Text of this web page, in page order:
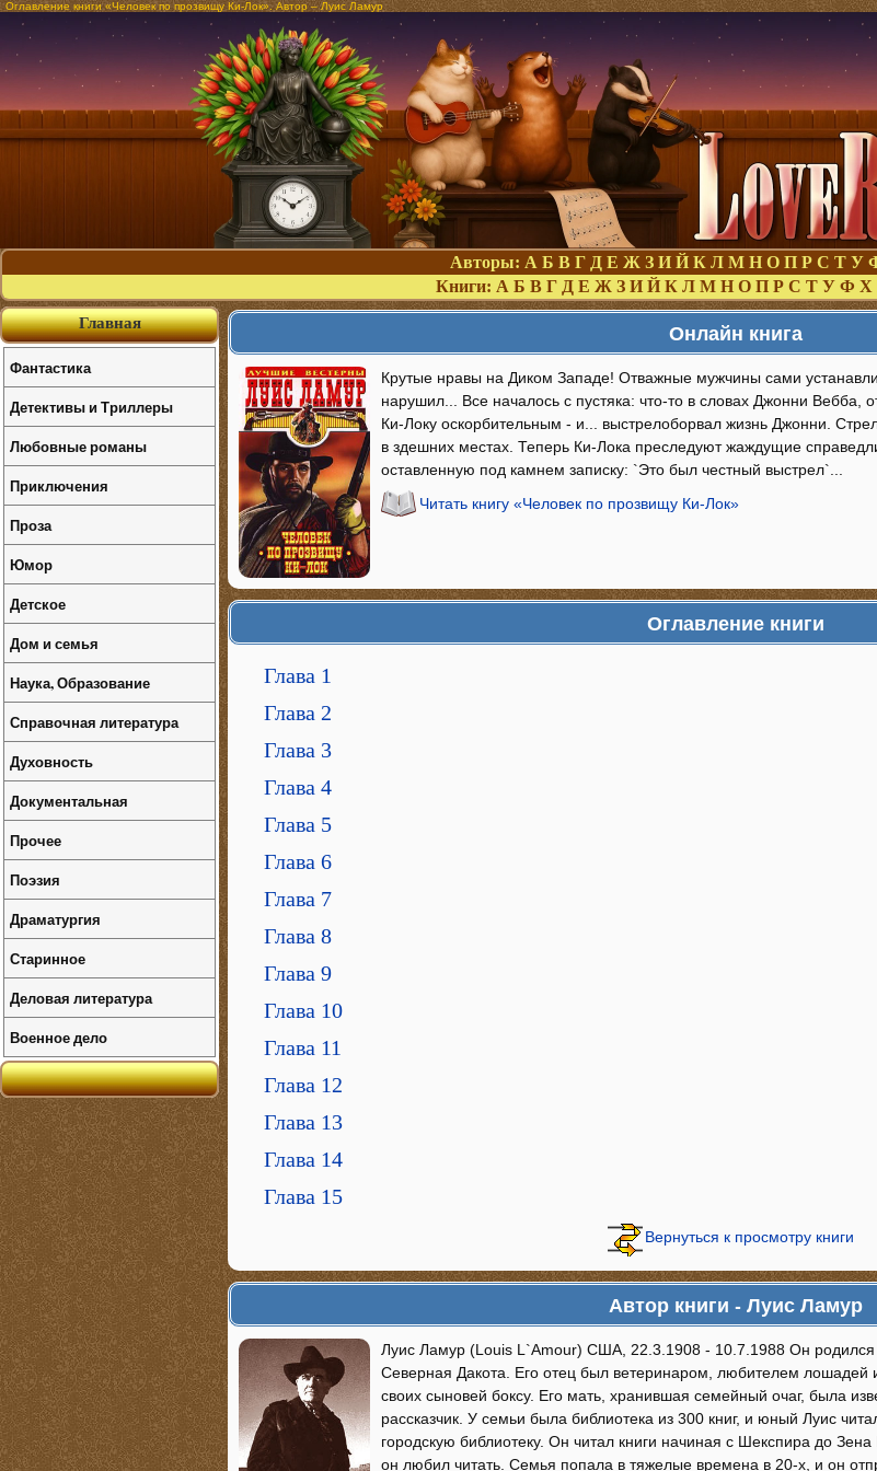
Оглавление книги «Человек по прозвищу Ки-Лок». Автор – Луис Ламур
Авторы: А Б В Г Д Е Ж З И Й К Л М Н О П Р С Т У
Книги: А Б В Г Д Е Ж З И Й К Л М Н О П Р С Т У Ф Х
Онлайн книга
Крутые нравы на Диком Западе! Отважные мужчины сами
нарушил... Все началось с пустяка: что-то в словах Джонни Вебба,
Ки-Локу оскорбительным - и... выстрелоборвал жизнь Джонни.
в здешних местах. Теперь Ки-Лока преследуют жаждущие
оставленную под камнем записку: `Это был честный выстрел`...
Читать книгу «Человек по прозвищу Ки-Лок»
Оглавление книги
Глава 1
Глава 2
Глава 3
Глава 4
Глава 5
Глава 6
Глава 7
Глава 8
Глава 9
Глава 10
Глава 11
Глава 12
Глава 13
Глава 14
Глава 15
Вернуться к просмотру книги
Автор книги - Луис Ламур
Луис Ламур (Louis L`Amour) США, 22.3.1908 - 10.7.1988 Он
Северная Дакота. Его отец был ветеринаром, любителем лошадей
своих сыновей боксу. Его мать, хранившая семейный очаг, была
рассказчик. У семьи была библиотека из 300 книг, и юный Луис
городскую библиотеку. Он читал книги начиная с Шекспира до
он любил читать. Семья попала в тяжелые времена в 20-х, и он
Главная
Фантастика
Детективы и Триллеры
Любовные романы
Приключения
Проза
Юмор
Детское
Дом и семья
Наука, Образование
Справочная литература
Духовность
Документальная
Прочее
Поэзия
Драматургия
Старинное
Деловая литература
Военное дело